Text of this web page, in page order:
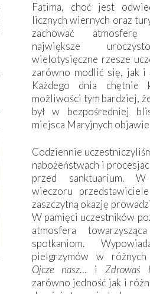
Fatima, choć jest
licznych wiernych oraz
zachować
największe
wielotysięczne rzesze
zarówno modlić się, jak i
Każdego dnia chętnie
możliwości tym bardziej,
był w bezpośredniej
miejsca Maryjnych
Codziennie
nabożeństwach i
przed sanktuarium.
wieczoru
zaszczytną okazję
W pamięci uczestników
atmosfera
spotkaniom.
pielgrzymów w różnych
Ojcze nasz… i Zdrowaś
zarówno jedność jak i